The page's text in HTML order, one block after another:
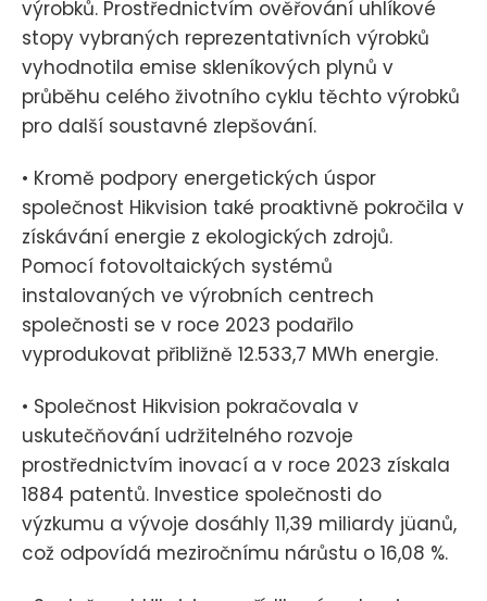
výrobků. Prostřednictvím ověřování uhlíkové
stopy vybraných reprezentativních výrobků
vyhodnotila emise skleníkových plynů v
průběhu celého životního cyklu těchto výrobků
pro další soustavné zlepšování.
• Kromě podpory energetických úspor
společnost Hikvision také proaktivně pokročila v
získávání energie z ekologických zdrojů.
Pomocí fotovoltaických systémů
instalovaných ve výrobních centrech
společnosti se v roce 2023 podařilo
vyprodukovat přibližně 12.533,7 MWh energie.
• Společnost Hikvision pokračovala v
uskutečňování udržitelného rozvoje
prostřednictvím inovací a v roce 2023 získala
1884 patentů. Investice společnosti do
výzkumu a vývoje dosáhly 11,39 miliardy jüanů,
což odpovídá meziročnímu nárůstu o 16,08 %.